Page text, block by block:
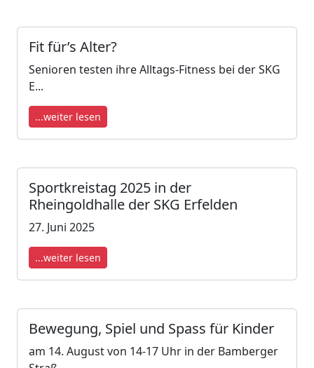
Fit für’s Alter?
Senioren testen ihre Alltags-Fitness bei der SKG
E...
...weiter lesen
Sportkreistag 2025 in der
Rheingoldhalle der SKG Erfelden
27. Juni 2025
...weiter lesen
Bewegung, Spiel und Spass für Kinder
am 14. August von 14-17 Uhr in der Bamberger